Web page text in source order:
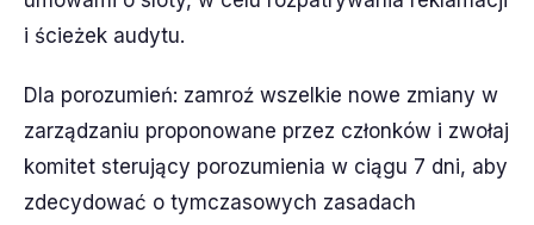
i ścieżek audytu.
Dla porozumień: zamroź wszelkie nowe zmiany w
zarządzaniu proponowane przez członków i zwołaj
komitet sterujący porozumienia w ciągu 7 dni, aby
zdecydować o tymczasowych zasadach